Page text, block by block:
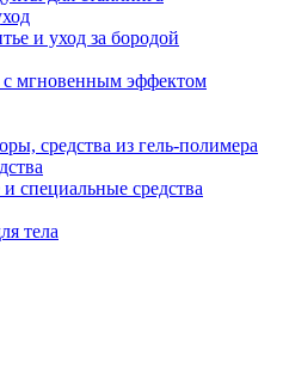
и уход за бородой
мгновенным эффектом
средства из гель-полимера
специальные средства
тела